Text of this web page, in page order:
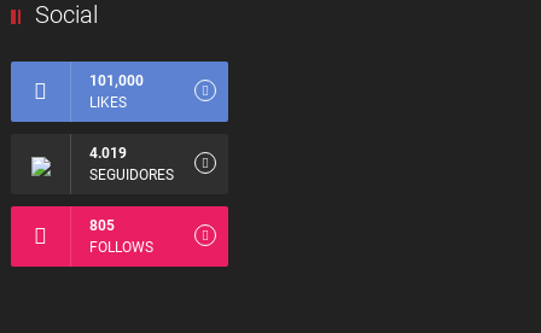
Social
101,000
LIKES
4.019
SEGUIDORES
805
FOLLOWS